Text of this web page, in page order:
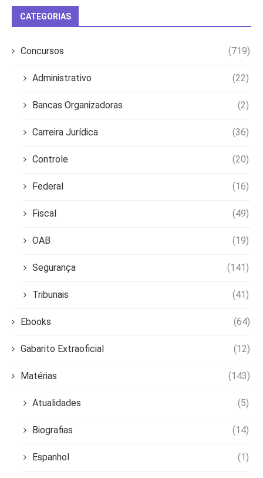
CATEGORIAS
Concursos (719)
Administrativo (22)
Bancas Organizadoras (2)
Carreira Jurídica (36)
Controle (20)
Federal (16)
Fiscal (49)
OAB (19)
Segurança (141)
Tribunais (41)
Ebooks (64)
Gabarito Extraoficial (12)
Matérias (143)
Atualidades (5)
Biografias (14)
Espanhol (1)